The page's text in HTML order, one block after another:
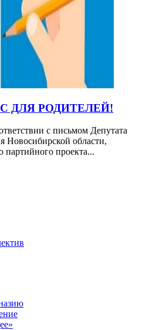
ДЛЯ РОДИТЕЛЕЙ!
с письмом Депутата
Новосибирской области,
партийного проекта...